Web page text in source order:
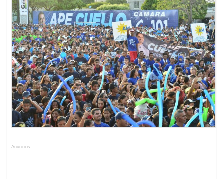
Anuncios.